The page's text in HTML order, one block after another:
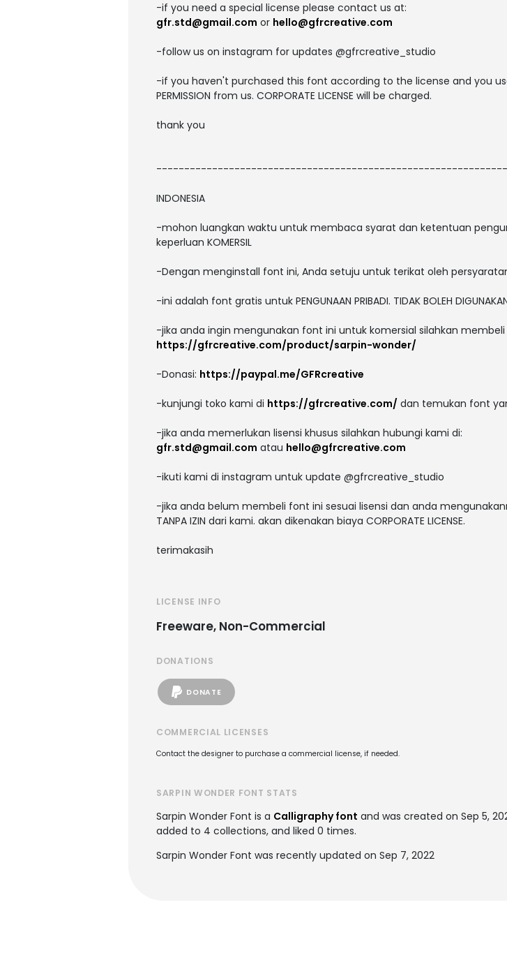
-if you need a special license please contact us at:
gfr.std@gmail.com or hello@gfrcreative.com
-follow us on instagram for updates @gfrcreative_studio
-if you haven't purchased this font according to the license and you
PERMISSION from us. CORPORATE LICENSE will be charged.
thank you
INDONESIA
-mohon luangkan waktu untuk membaca syarat dan ketentuan
keperluan KOMERSIL
-Dengan menginstall font ini, Anda setuju untuk terikat oleh
-ini adalah font gratis untuk PENGUNAAN PRIBADI. TIDAK BOLEH DIGUNAKAN
-jika anda ingin mengunakan font ini untuk komersial silahkan membeli
https://gfrcreative.com/product/sarpin-wonder/
-Donasi: https://paypal.me/GFRcreative
-kunjungi toko kami di https://gfrcreative.com/ dan temukan font
-jika anda memerlukan lisensi khusus silahkan hubungi kami di:
gfr.std@gmail.com atau hello@gfrcreative.com
-ikuti kami di instagram untuk update @gfrcreative_studio
-jika anda belum membeli font ini sesuai lisensi dan anda
TANPA IZIN dari kami. akan dikenakan biaya CORPORATE LICENSE.
terimakasih
LICENSE INFO
Freeware, Non-Commercial
DONATIONS
DONATE
COMMERCIAL LICENSES
Contact the designer to purchase a commercial license, if needed.
SARPIN WONDER FONT STATS
Sarpin Wonder Font is a Calligraphy font and was created on Sep 5,
added to 4 collections, and liked 0 times.
Sarpin Wonder Font was recently updated on Sep 7, 2022